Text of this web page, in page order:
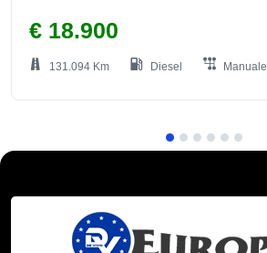
€ 18.900
131.094 Km Diesel Manuale